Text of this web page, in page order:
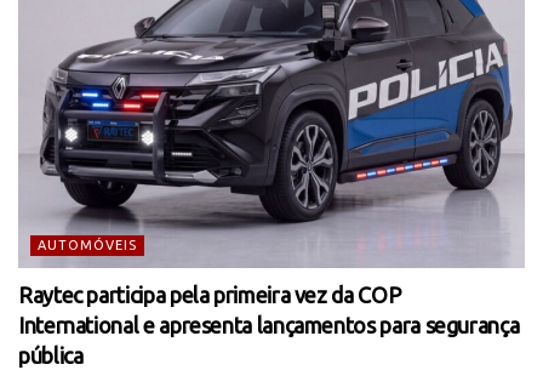
AUTOMÓVEIS
Raytec participa pela primeira vez da COP
International e apresenta lançamentos para segurança
pública